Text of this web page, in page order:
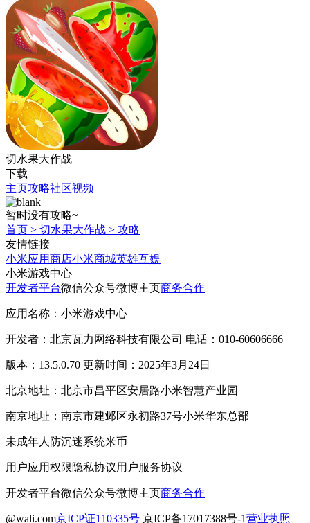
切水果大作战
下载
主页攻略社区视频
暂时没有攻略~
首页 > 切水果大作战 > 攻略
友情链接
小米应用商店小米商城英雄互娱
小米游戏中心
开发者平台微信公众号微博主页商务合作
应用名称：小米游戏中心
开发者：北京瓦力网络科技有限公司 电话：010-60606666
版本：13.5.0.70 更新时间：2025年3月24日
北京地址：北京市昌平区安居路小米智慧产业园
南京地址：南京市建邺区永初路37号小米华东总部
未成年人防沉迷系统米币
用户应用权限隐私协议用户服务协议
开发者平台微信公众号微博主页商务合作
@wali.com京ICP证110335号 京ICP备17017388号-1营业执照